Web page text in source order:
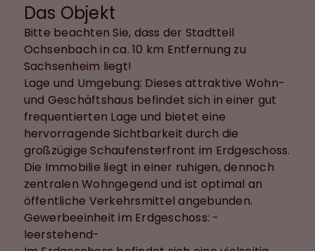
Das Objekt
Bitte beachten Sie, dass der Stadtteil
Ochsenbach in ca. 10 km Entfernung zu
Sachsenheim liegt!
Lage und Umgebung: Dieses attraktive Wohn-
und Geschäftshaus befindet sich in einer gut
frequentierten Lage und bietet eine
hervorragende Sichtbarkeit durch die
großzügige Schaufensterfront im Erdgeschoss.
Die Immobilie liegt in einer ruhigen, dennoch
zentralen Wohngegend und ist optimal an
öffentliche Verkehrsmittel angebunden.
Gewerbeeinheit im Erdgeschoss: -
leerstehend-